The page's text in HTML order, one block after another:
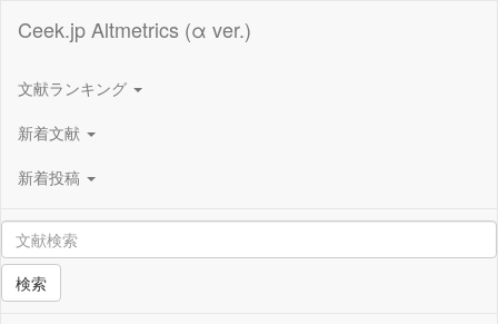
Ceek.jp Altmetrics (α ver.)
文献ランキング
新着文献
新着投稿
検索